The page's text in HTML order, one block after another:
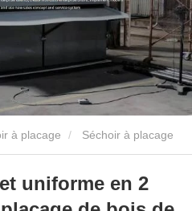
à placage Séchoir à placage
uniforme en 2